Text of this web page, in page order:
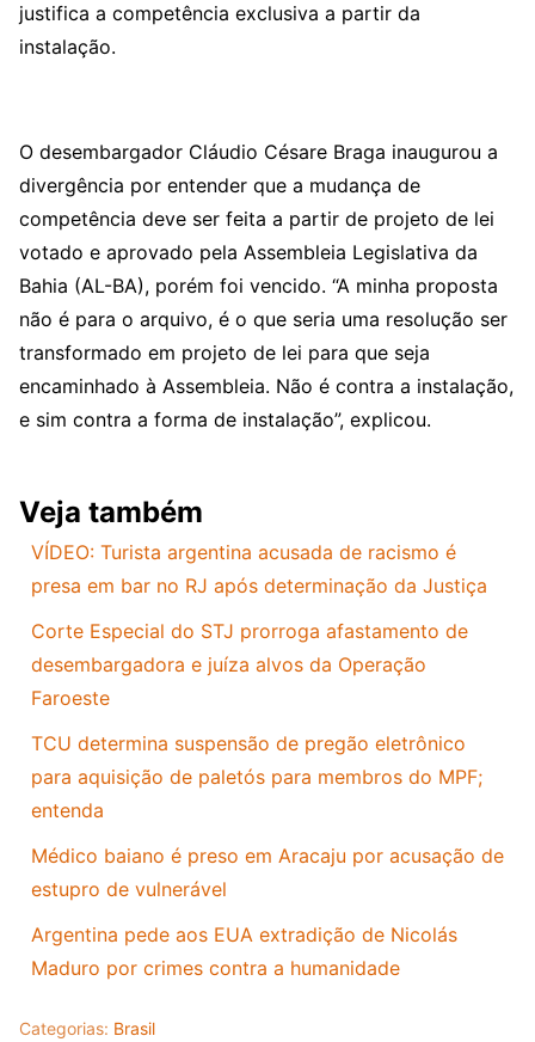
justifica a competência exclusiva a partir da
instalação.
O desembargador Cláudio Césare Braga inaugurou a
divergência por entender que a mudança de
competência deve ser feita a partir de projeto de lei
votado e aprovado pela Assembleia Legislativa da
Bahia (AL-BA), porém foi vencido. “A minha proposta
não é para o arquivo, é o que seria uma resolução ser
transformado em projeto de lei para que seja
encaminhado à Assembleia. Não é contra a instalação,
e sim contra a forma de instalação”, explicou.
Veja também
VÍDEO: Turista argentina acusada de racismo é
presa em bar no RJ após determinação da Justiça
Corte Especial do STJ prorroga afastamento de
desembargadora e juíza alvos da Operação
Faroeste
TCU determina suspensão de pregão eletrônico
para aquisição de paletós para membros do MPF;
entenda
Médico baiano é preso em Aracaju por acusação de
estupro de vulnerável
Argentina pede aos EUA extradição de Nicolás
Maduro por crimes contra a humanidade
Categorias: Brasil